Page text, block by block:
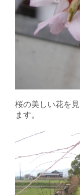
桜の美しい花を
ます。